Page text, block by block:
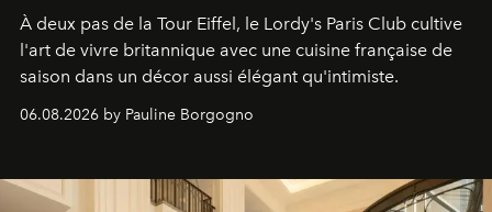
À deux pas de la Tour Eiffel, le Lordy's Paris Club cultive
l'art de vivre britannique avec une cuisine française de
saison dans un décor aussi élégant qu'intimiste.
06.08.2026 by Pauline Borgogno